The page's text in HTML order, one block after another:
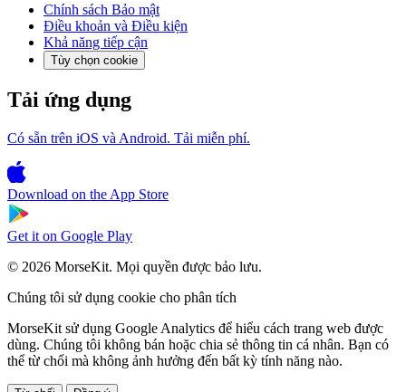
Chính sách Bảo mật
Điều khoản và Điều kiện
Khả năng tiếp cận
Tùy chọn cookie
Tải ứng dụng
Có sẵn trên iOS và Android. Tải miễn phí.
Download on the App Store
Get it on Google Play
© 2026 MorseKit. Mọi quyền được bảo lưu.
Chúng tôi sử dụng cookie cho phân tích
MorseKit sử dụng Google Analytics để hiểu cách trang web được
dùng. Chúng tôi không bán hoặc chia sẻ thông tin cá nhân. Bạn có
thể từ chối mà không ảnh hưởng đến bất kỳ tính năng nào.